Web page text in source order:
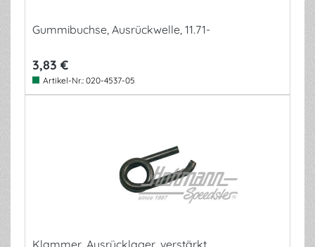
Gummibuchse, Ausrückwelle, 11.71-
3,83 €
Artikel-Nr.: 020-4537-05
Klammer, Ausrücklager, verstärkt